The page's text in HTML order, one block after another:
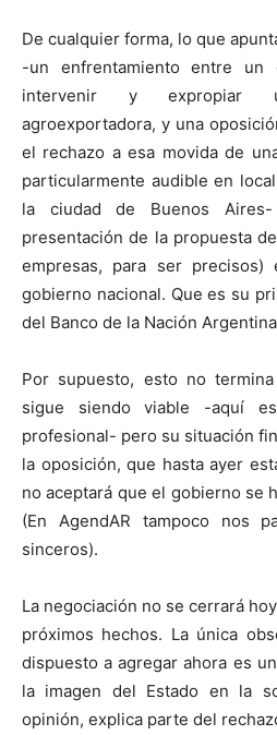
De cualquier forma, lo que
-un enfrentamiento entre un
intervenir y expropiar
agroexportadora, y una
el rechazo a esa movida de
particularmente audible en
la ciudad de Buenos
presentación de la propuesta
empresas, para ser precisos)
gobierno nacional. Que es su
del Banco de la Nación
Por supuesto, esto no
sigue siendo viable -aquí
profesional- pero su situación
la oposición, que hasta ayer
no aceptará que el gobierno se
(En AgendAR tampoco nos
sinceros).
La negociación no se cerrará
próximos hechos. La única
dispuesto a agregar ahora es
la imagen del Estado en la
opinión, explica parte del